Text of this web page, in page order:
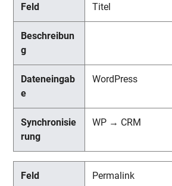
Titel
WordPress
WP → CRM
Permalink